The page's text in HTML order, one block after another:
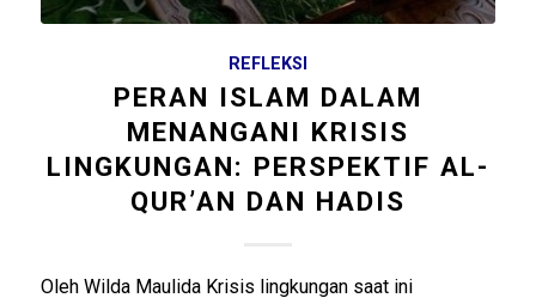
REFLEKSI
PERAN ISLAM DALAM
MENANGANI KRISIS
LINGKUNGAN: PERSPEKTIF AL-
QUR’AN DAN HADIS
Oleh Wilda Maulida Krisis lingkungan saat ini